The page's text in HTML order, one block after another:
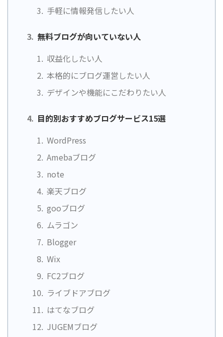
手軽に情報発信したい人
無料ブログが向いていない人
収益化したい人
本格的にブログ運営したい人
デザインや機能にこだわりたい人
目的別おすすめブログサービス15選
WordPress
Amebaブログ
note
楽天ブログ
gooブログ
ムラゴン
Blogger
Wix
FC2ブログ
ライブドアブログ
はてなブログ
JUGEMブログ